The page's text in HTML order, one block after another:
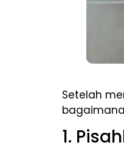
Setelah
1.